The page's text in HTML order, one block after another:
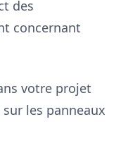
des
concernant
votre projet
les panneaux